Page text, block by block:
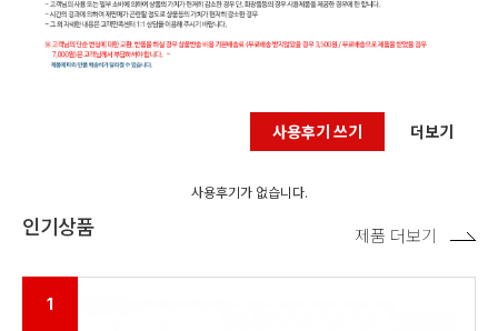
사용후기 쓰기 더보기
사용후기가 없습니다.
인기상품
1
제품 더보기